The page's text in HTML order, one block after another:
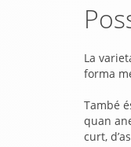
La
forma
També
quan
curt,